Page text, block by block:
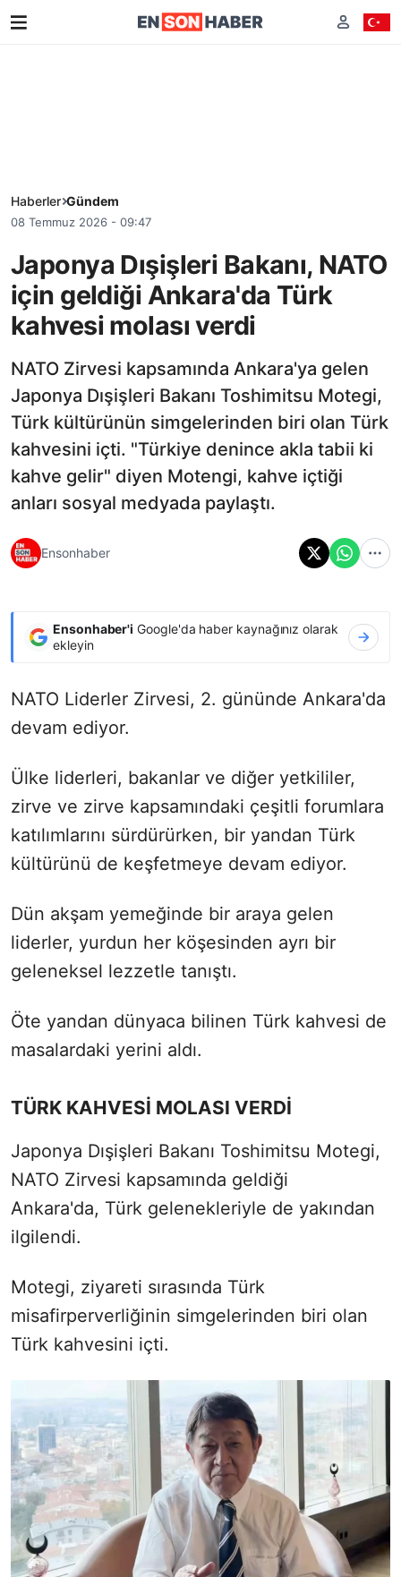
Haberler Gündem
08 Temmuz 2026 - 09:47
Japonya Dışişleri Bakanı, NATO
için geldiği Ankara'da Türk
kahvesi molası verdi
NATO Zirvesi kapsamında Ankara'ya gelen
Japonya Dışişleri Bakanı Toshimitsu Motegi,
Türk kültürünün simgelerinden biri olan Türk
kahvesini içti. "Türkiye denince akla tabii ki
kahve gelir" diyen Motengi, kahve içtiği
anları sosyal medyada paylaştı.
Ensonhaber
Ensonhaber'i Google'da haber kaynağınız olarak
ekleyin
NATO Liderler Zirvesi, 2. gününde Ankara'da
devam ediyor.
Ülke liderleri, bakanlar ve diğer yetkililer,
zirve ve zirve kapsamındaki çeşitli forumlara
katılımlarını sürdürürken, bir yandan Türk
kültürünü de keşfetmeye devam ediyor.
Dün akşam yemeğinde bir araya gelen
liderler, yurdun her köşesinden ayrı bir
geleneksel lezzetle tanıştı.
Öte yandan dünyaca bilinen Türk kahvesi de
masalardaki yerini aldı.
TÜRK KAHVESİ MOLASI VERDİ
Japonya Dışişleri Bakanı Toshimitsu Motegi,
NATO Zirvesi kapsamında geldiği
Ankara'da, Türk gelenekleriyle de yakından
ilgilendi.
Motegi, ziyareti sırasında Türk
misafirperverliğinin simgelerinden biri olan
Türk kahvesini içti.